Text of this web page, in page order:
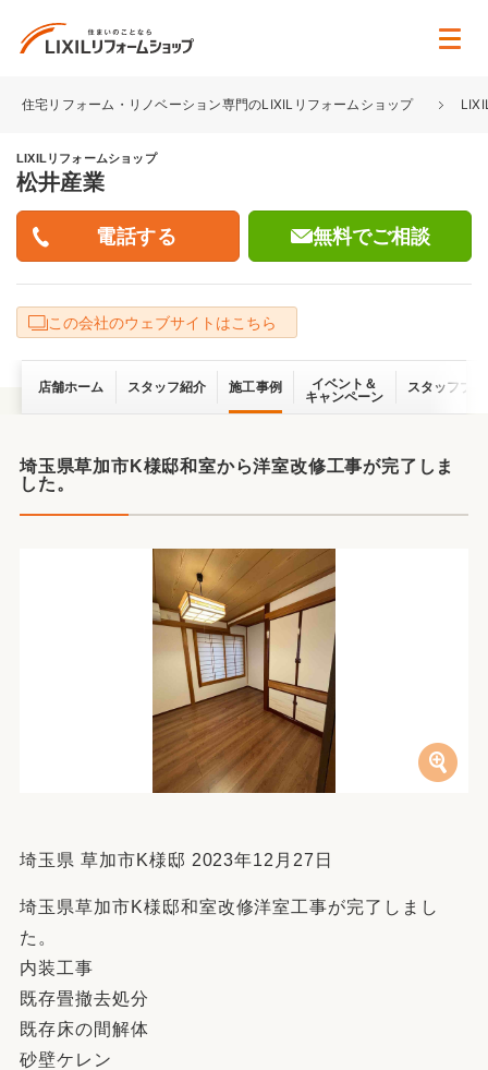
住宅リフォーム・リノベーション専門のLIXILリフォームショップ
LIXILリフォームショップ
松井産業
無料でご相談
この会社のウェブサイトはこちら
店舗ホーム スタッフ紹介 施工事例
イベント＆
キャンペーン
スタッフブ
埼玉県草加市K様邸和室から洋室改修工事が完了しま
した。
埼玉県 草加市K様邸 2023年12月27日
埼玉県草加市K様邸和室改修洋室工事が完了しまし
た。
内装工事
既存畳撤去処分
既存床の間解体
砂壁ケレン